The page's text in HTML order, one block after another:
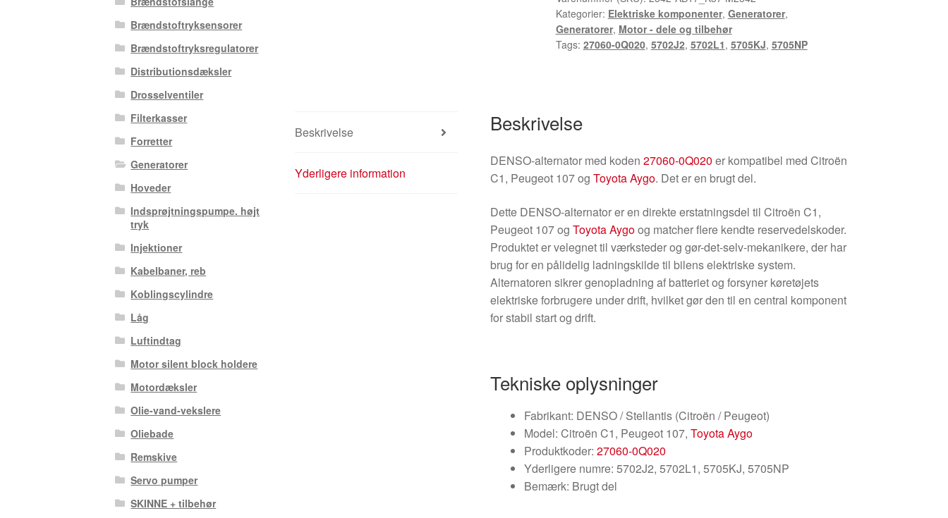
27060-
0Q020
antal
Kategorier: Elektriske komponenter, Generatorer,
Generatorer, Motor - dele og tilbehør
Tags: 27060-0Q020, 5702J2, 5702L1, 5705KJ, 5705NP
Beskrivelse
Yderligere information
Beskrivelse
DENSO-alternator med koden27060-0Q020 er kompatibel med Citroën
C1, Peugeot 107 ogToyota Aygo. Det er en brugt del.
Dette DENSO-alternator er en direkte erstatningsdel til Citroën C1,
Peugeot 107 ogToyota Aygoog matcher flere kendte reservedelskoder.
Produktet er velegnet til værksteder og gør-det-selv-mekanikere, der har
brug for en pålidelig ladningskilde til bilens elektriske system.
Alternatoren sikrer genopladning af batteriet og forsyner køretøjets
elektriske forbrugere under drift, hvilket gør den til en central komponent
for stabil start og drift.
Tekniske oplysninger
Fabrikant: DENSO / Stellantis (Citroën / Peugeot)
Model: Citroën C1, Peugeot 107,Toyota Aygo
Produktkoder:27060-0Q020
Yderligere numre: 5702J2, 5702L1, 5705KJ, 5705NP
Bemærk: Brugt del
Brændstoftryksensorer
Brændstoftryksregulatorer
Distributionsdæksler
Drosselventiler
Filterkasser
Forretter
Generatorer
Hoveder
Indsprøjtningspumpe. højt
tryk
Injektioner
Kabelbaner, reb
Koblingscylindre
Låg
Luftindtag
Motor silent block holdere
Motordæksler
Olie-vand-vekslere
Oliebade
Remskive
Servo pumper
SKINNE + tilbehør